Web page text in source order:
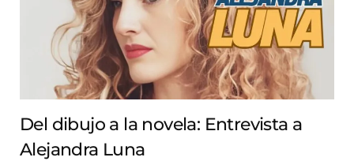
Del dibujo a la novela: Entrevista a
Alejandra Luna